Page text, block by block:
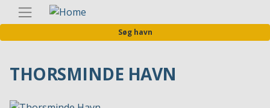
til
hovedindhold
Søg havn
THORSMINDE HAVN